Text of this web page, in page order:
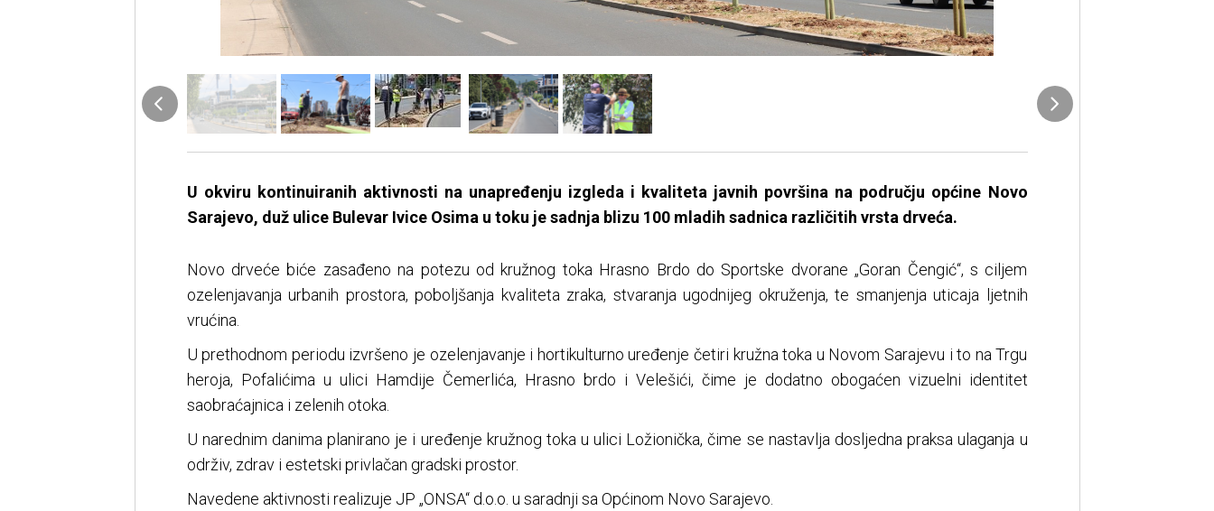
U okviru kontinuiranih aktivnosti na unapređenju izgleda i kvaliteta javnih površina na području općine Novo
Sarajevo, duž ulice Bulevar Ivice Osima u toku je sadnja blizu 100 mladih sadnica različitih vrsta drveća.
Novo drveće biće zasađeno na potezu od kružnog toka Hrasno Brdo do Sportske dvorane „Goran Čengić“, s ciljem
ozelenjavanja urbanih prostora, poboljšanja kvaliteta zraka, stvaranja ugodnijeg okruženja, te smanjenja uticaja ljetnih
vrućina.
U prethodnom periodu izvršeno je ozelenjavanje i hortikulturno uređenje četiri kružna toka u Novom Sarajevu i to na Trgu
heroja, Pofalićima u ulici Hamdije Čemerlića, Hrasno brdo i Velešići, čime je dodatno obogaćen vizuelni identitet
saobraćajnica i zelenih otoka.
U narednim danima planirano je i uređenje kružnog toka u ulici Ložionička, čime se nastavlja dosljedna praksa ulaganja u
održiv, zdrav i estetski privlačan gradski prostor.
Navedene aktivnosti realizuje JP „ONSA“ d.o.o. u saradnji sa Općinom Novo Sarajevo.